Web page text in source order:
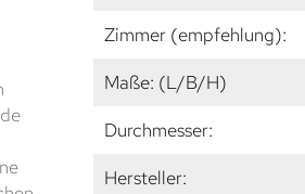
Zimmer (empfehlung):
Maße: (L/B/H)
Durchmesser:
Hersteller: